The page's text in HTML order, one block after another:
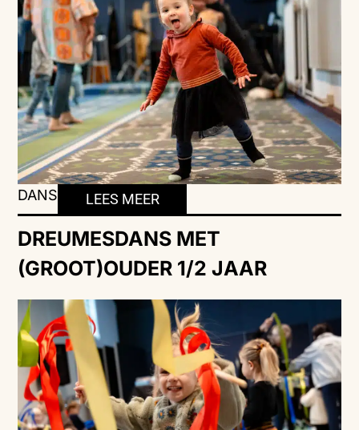
DANS LEES MEER
DREUMESDANS MET
(GROOT)OUDER 1/2 JAAR